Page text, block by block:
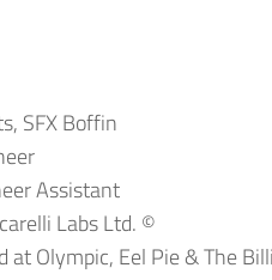
SFX Boffin
Assistant
Labs Ltd. ©
at Olympic, Eel Pie & The